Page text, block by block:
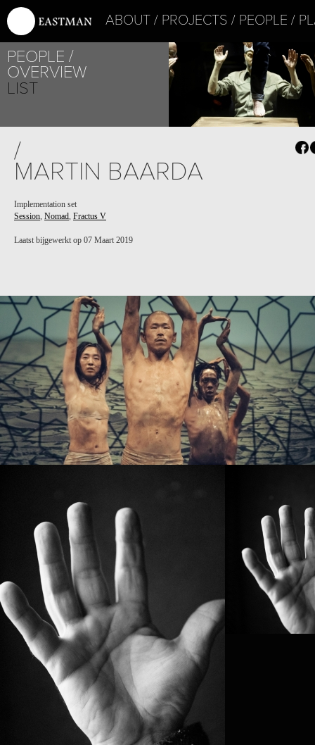
ABOUT PROJECTS PEOPLE
PEOPLE
OVERVIEW
LIST
/
MARTIN BAARDA
Implementation set
Session, Nomad, Fractus V
Laatst bijgewerkt op 07 Maart 2019
PROJECT /
NOMAD
PROJECT /
FRACTUS V